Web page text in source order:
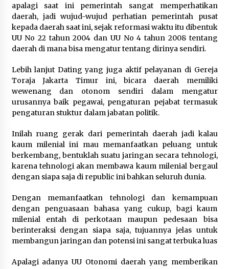
apalagi saat ini pemerintah sangat memperhatikan
daerah, jadi wujud-wujud perhatian pemerintah pusat
kepada daerah saat ini, sejak reformasi waktu itu dibentuk
UU No 22 tahun 2004 dan UU No 4 tahun 2008 tentang
daerah di mana bisa mengatur tentang dirinya sendiri.
Lebih lanjut Dating yang juga aktif pelayanan di Gereja
Toraja Jakarta Timur ini, bicara daerah memiliki
wewenang dan otonom sendiri dalam mengatur
urusannya baik pegawai, pengaturan pejabat termasuk
pengaturan stuktur dalam jabatan politik.
Inilah ruang gerak dari pemerintah daerah jadi kalau
kaum milenial ini mau memanfaatkan peluang untuk
berkembang, bentuklah suatu jaringan secara tehnologi,
karena tehnologi akan membawa kaum milenial bergaul
dengan siapa saja di republic ini bahkan seluruh dunia.
Dengan memanfaatkan tehnologi dan kemampuan
dengan penguasaan bahasa yang cukup, bagi kaum
milenial entah di perkotaan maupun pedesaan bisa
berinteraksi dengan siapa saja, tujuannya jelas untuk
membangun jaringan dan potensi ini sangat terbuka luas
Apalagi adanya UU Otonomi daerah yang memberikan